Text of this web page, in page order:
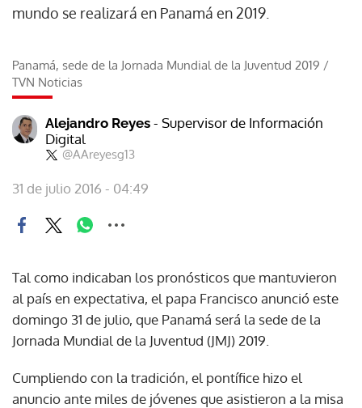
mundo se realizará en Panamá en 2019.
Panamá, sede de la Jornada Mundial de la Juventud 2019 /
TVN Noticias
Alejandro Reyes- Supervisor de Información
Digital
@AAreyesg13
31 de julio 2016 - 04:49
Tal como indicaban los pronósticos que mantuvieron
al país en expectativa, el papa Francisco anunció este
domingo 31 de julio, que Panamá será la sede de la
Jornada Mundial de la Juventud (JMJ) 2019.
Cumpliendo con la tradición, el pontífice hizo el
anuncio ante miles de jóvenes que asistieron a la misa